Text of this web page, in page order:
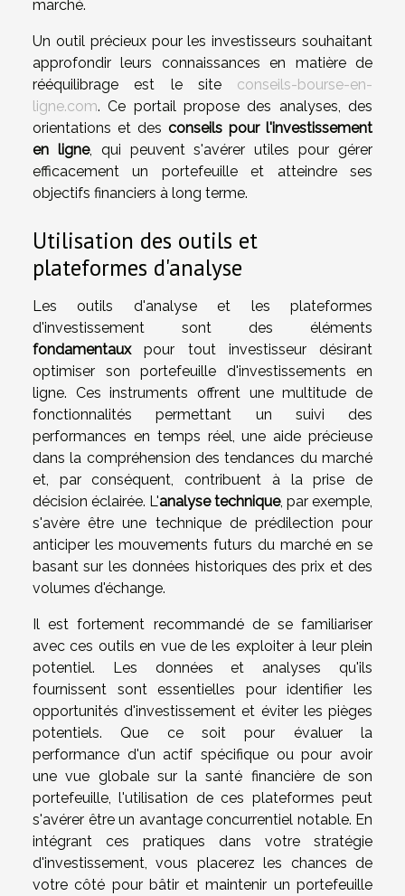
marché.
Un outil précieux pour les investisseurs souhaitant
approfondir leurs connaissances en matière de
rééquilibrage est le site conseils-bourse-en-
ligne.com. Ce portail propose des analyses, des
orientations et des conseils pour l'investissement
en ligne, qui peuvent s'avérer utiles pour gérer
efficacement un portefeuille et atteindre ses
objectifs financiers à long terme.
Utilisation des outils et
plateformes d'analyse
Les outils d'analyse et les plateformes
d'investissement sont des éléments
fondamentauxpour tout investisseur désirant
optimiser son portefeuille d'investissements en
ligne. Ces instruments offrent une multitude de
fonctionnalités permettant un suivi des
performances en temps réel, une aide précieuse
dans la compréhension des tendances du marché
et, par conséquent, contribuent à la prise de
décision éclairée. L'analyse technique, par exemple,
s'avère être une technique de prédilection pour
anticiper les mouvements futurs du marché en se
basant sur les données historiques des prix et des
volumes d'échange.
Il est fortement recommandé de se familiariser
avec ces outils en vue de les exploiter à leur plein
potentiel. Les données et analyses qu'ils
fournissent sont essentielles pour identifier les
opportunités d'investissement et éviter les pièges
potentiels. Que ce soit pour évaluer la
performance d'un actif spécifique ou pour avoir
une vue globale sur la santé financière de son
portefeuille, l'utilisation de ces plateformes peut
s'avérer être un avantage concurrentiel notable. En
intégrant ces pratiques dans votre stratégie
d'investissement, vous placerez les chances de
votre côté pour bâtir et maintenir un portefeuille